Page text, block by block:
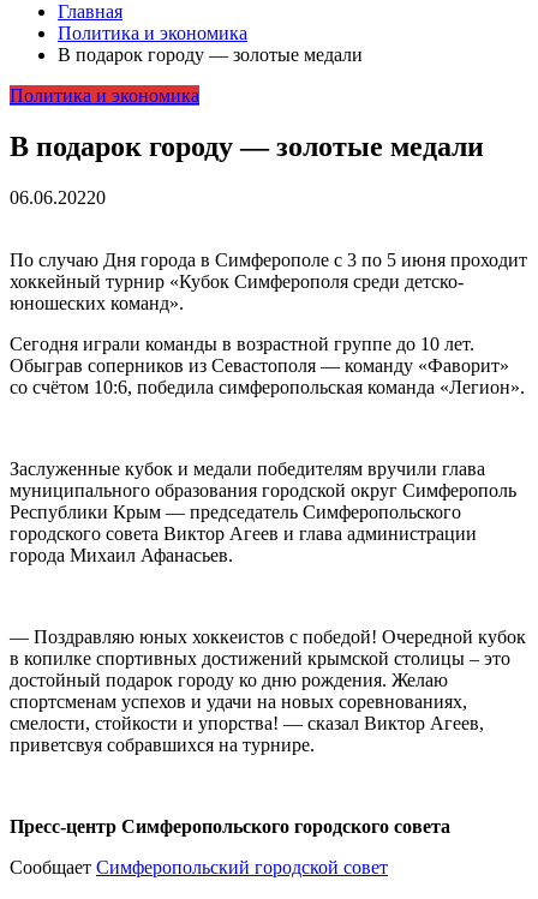
После атаки БПЛА на поезд Москва–Симферополь в
Крыму эвакуировали всех пассажиро...
гарантия, выезд в день обращени...
средства на программу социальн...01.04.2026
Более 25 тысяч «квадратов» преобразятся в ближайшее
В Симферополе очищают реку Салгир: работы ведутся
Главная
Политика и экономика
В подарок городу — золотые медали
Политика и экономика
В подарок городу — золотые медали
06.06.20220
По случаю Дня города в Симферополе с 3 по 5 июня проходит
хоккейный турнир «Кубок Симферополя среди детско-
юношеских команд».
Сегодня играли команды в возрастной группе до 10 лет.
Обыграв соперников из Севастополя — команду «Фаворит»
со счётом 10:6, победила симферопольская команда «Легион».
Заслуженные кубок и медали победителям вручили глава
муниципального образования городской округ Симферополь
Республики Крым — председатель Симферопольского
городского совета Виктор Агеев и глава администрации
города Михаил Афанасьев.
— Поздравляю юных хоккеистов с победой! Очередной кубок
в копилке спортивных достижений крымской столицы – это
достойный подарок городу ко дню рождения. Желаю
спортсменам успехов и удачи на новых соревнованиях,
смелости, стойкости и упорства! — сказал Виктор Агеев,
приветсвуя собравшихся на турнире.
Пресс-центр Симферопольского городского совета
Сообщает Симферопольский городской совет